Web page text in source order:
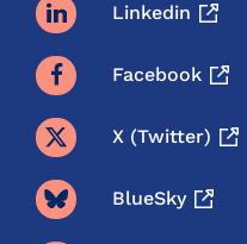
Linkedin
Facebook
X (twitter)
BlueSky